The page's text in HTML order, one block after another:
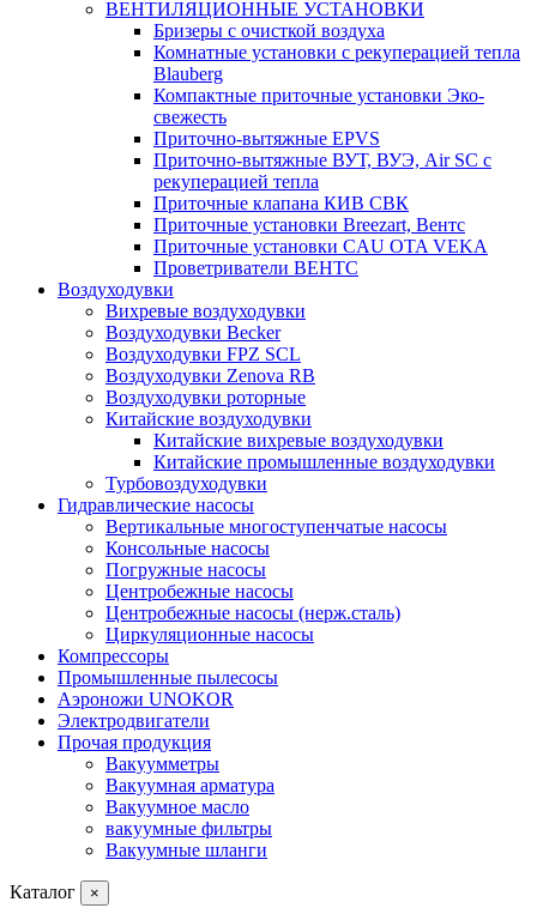
ВЕНТИЛЯЦИОННЫЕ УСТАНОВКИ
Бризеры с очисткой воздуха
Комнатные установки с рекуперацией тепла
Blauberg
Компактные приточные установки Эко-
свежесть
Приточно-вытяжные EPVS
Приточно-вытяжные ВУТ, ВУЭ, Air SC с
рекуперацией тепла
Приточные клапана КИВ СВК
Приточные установки Breezart, Вентс
Приточные установки CAU OTA VEKA
Проветриватели ВЕНТС
Воздуходувки
Вихревые воздуходувки
Воздуходувки Becker
Воздуходувки FPZ SCL
Воздуходувки Zenova RB
Воздуходувки роторные
Китайские воздуходувки
Китайские вихревые воздуходувки
Китайские промышленные воздуходувки
Турбовоздуходувки
Гидравлические насосы
Вертикальные многоступенчатые насосы
Консольные насосы
Погружные насосы
Центробежные насосы
Центробежные насосы (нерж.сталь)
Циркуляционные насосы
Компрессоры
Промышленные пылесосы
Аэроножи UNOKOR
Электродвигатели
Прочая продукция
Вакуумметры
Вакуумная арматура
Вакуумное масло
вакуумные фильтры
Вакуумные шланги
Каталог ×